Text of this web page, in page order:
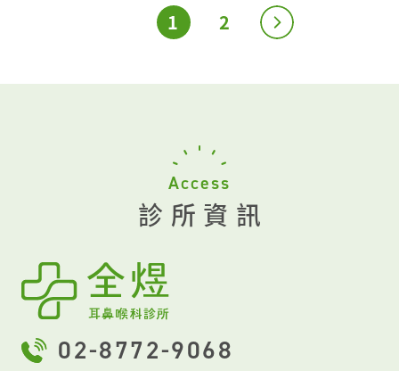
小段時間的眩暈、耳鳴、耳悶塞作為主要或是初
始的表現形態，而症狀發作時可能會合併對於
光視覺變化細細描述著。 「您的聽力在過去這幾
年中，有發現變差的情況嗎」為了排除其他類似
的眩暈疾病，因而進一步詢問 「沒有耶，我的聽
俏皮的拉拉自己的耳朵 「哈哈 看來聽力真的很不
錯喔」 「家族中，像是媽媽或是您的姊妹不曉得
有類似的頭痛或頭暈嗎」雖然病史相對完整且明
確，但還是詳細的詢問，作為診斷的輔助 「沒
1 2
Access
診所資訊
02-8772-9068